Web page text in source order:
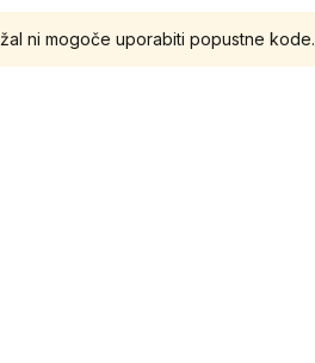
ni mogoče uporabiti popustne kode.